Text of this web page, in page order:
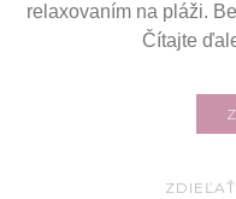
relaxovaním na pláži.
Čítajte
ZDIEĽAŤ